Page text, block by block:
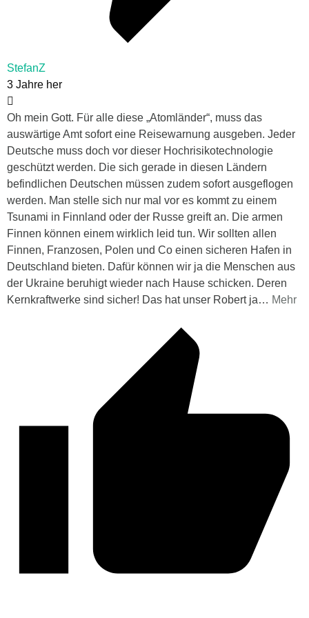
StefanZ
3 Jahre her
Oh mein Gott. Für alle diese „Atomländer“, muss das
auswärtige Amt sofort eine Reisewarnung ausgeben. Jeder
Deutsche muss doch vor dieser Hochrisikotechnologie
geschützt werden. Die sich gerade in diesen Ländern
befindlichen Deutschen müssen zudem sofort ausgeflogen
werden. Man stelle sich nur mal vor es kommt zu einem
Tsunami in Finnland oder der Russe greift an. Die armen
Finnen können einem wirklich leid tun. Wir sollten allen
Finnen, Franzosen, Polen und Co einen sicheren Hafen in
Deutschland bieten. Dafür können wir ja die Menschen aus
der Ukraine beruhigt wieder nach Hause schicken. Deren
Kernkraftwerke sind sicher! Das hat unser Robert ja… Mehr